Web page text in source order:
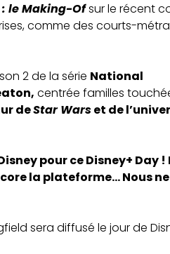
: le Making-Ofsur le récent
comme des courts-
2 de la série National
centrée familles
deStar Warset de
pour ce Disney+ Day !
la plateforme… Nous ne